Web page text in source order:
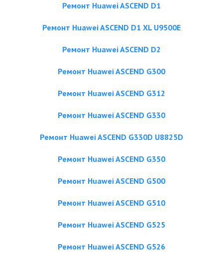
Ремонт Huawei ASCEND D1
Ремонт Huawei ASCEND D1 XL U9500E
Ремонт Huawei ASCEND D2
Ремонт Huawei ASCEND G300
Ремонт Huawei ASCEND G312
Ремонт Huawei ASCEND G330
Ремонт Huawei ASCEND G330D U8825D
Ремонт Huawei ASCEND G350
Ремонт Huawei ASCEND G500
Ремонт Huawei ASCEND G510
Ремонт Huawei ASCEND G525
Ремонт Huawei ASCEND G526